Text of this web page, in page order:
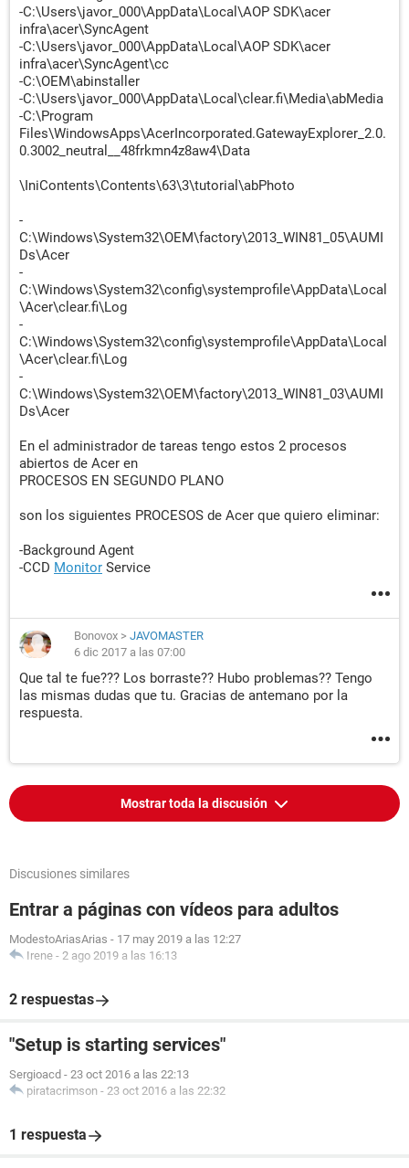
-C:\Users\javor_000\AppData\Local\AOP SDK\acer
infra\acer\SyncAgent
-C:\Users\javor_000\AppData\Local\AOP SDK\acer
infra\acer\SyncAgent\cc
-C:\OEM\abinstaller
-C:\Users\javor_000\AppData\Local\clear.fi\Media\abMedia
-C:\Program
Files\WindowsApps\AcerIncorporated.GatewayExplorer_2.0.
0.3002_neutral__48frkmn4z8aw4\Data
\IniContents\Contents\63\3\tutorial\abPhoto
-
C:\Windows\System32\OEM\factory\2013_WIN81_05\AUMI
Ds\Acer
-
C:\Windows\System32\config\systemprofile\AppData\Local
\Acer\clear.fi\Log
-
C:\Windows\System32\config\systemprofile\AppData\Local
\Acer\clear.fi\Log
-
C:\Windows\System32\OEM\factory\2013_WIN81_03\AUMI
Ds\Acer
En el administrador de tareas tengo estos 2 procesos
abiertos de Acer en
PROCESOS EN SEGUNDO PLANO
son los siguientes PROCESOS de Acer que quiero eliminar:
-Background Agent
-CCD Monitor Service
Bonovox > JAVOMASTER
6 dic 2017 a las 07:00
Que tal te fue??? Los borraste?? Hubo problemas?? Tengo
las mismas dudas que tu. Gracias de antemano por la
respuesta.
Mostrar toda la discusión
Discusiones similares
Entrar a páginas con vídeos para adultos
ModestoAriasArias - 17 may 2019 a las 12:27
Irene - 2 ago 2019 a las 16:13
2 respuestas
"Setup is starting services"
Sergioacd - 23 oct 2016 a las 22:13
piratacrimson - 23 oct 2016 a las 22:32
1 respuesta